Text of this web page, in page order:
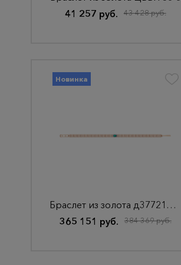
41 257 руб.
43 428 руб.
Новинка
Браслет из золота д3772132р
365 151 руб.
384 369 руб.